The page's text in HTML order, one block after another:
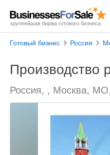
крупнейшая биржа готового бизнеса
Готовый бизнес Россия
Производство
Россия, , Москва,